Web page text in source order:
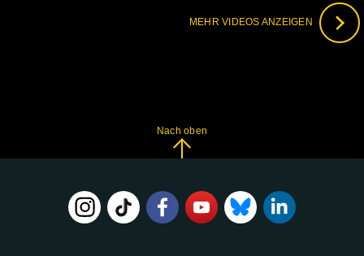
MEHR VIDEOS ANZEIGEN
Nach oben